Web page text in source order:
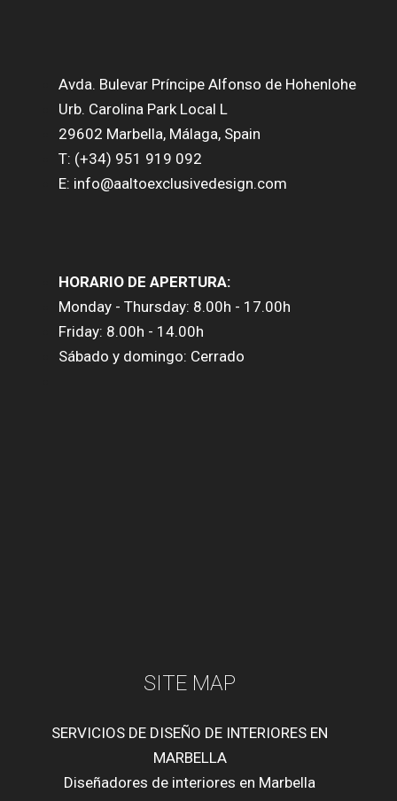
Avda. Bulevar Príncipe Alfonso de Hohenlohe
Urb. Carolina Park Local L
29602 Marbella, Málaga, Spain
T: (+34) 951 919 092
E: info@aaltoexclusivedesign.com
HORARIO DE APERTURA:
Monday - Thursday: 8.00h - 17.00h
Friday: 8.00h - 14.00h
Sábado y domingo: Cerrado
SITE MAP
SERVICIOS DE DISEÑO DE INTERIORES EN
MARBELLA
Diseñadores de interiores en Marbella